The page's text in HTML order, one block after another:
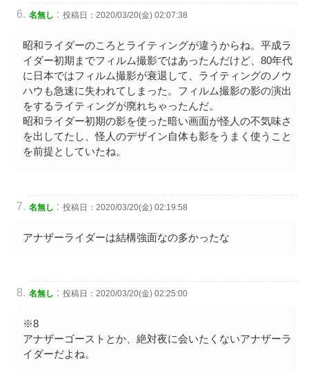
名無し : 投稿日：2020/03/20(金) 02:07:38
昭和ライダーのころとライティングが違うからね。平成ラ
イダー初期までフィルム撮影ではあったんだけど、80年代
に日本ではフィルム撮影が衰退して、ライティングのノウ
ハウも急速に失われてしまった。フィルム撮影の影の演出
をするライティングが廃れちゃったんだ。
昭和ライダー初期の影を使った暗い画面が怪人の不気味さ
を出してたし、怪人のデザイン自体も影をうまく使うこと
を前提としていたね。
名無し : 投稿日：2020/03/20(金) 02:19:58
アナザーライダーは結構強面なの多かったな
名無し : 投稿日：2020/03/20(金) 02:25:00
※8
アナザーゴーストとか、絶対夜に会いたくないアナザーラ
イダーだよね。